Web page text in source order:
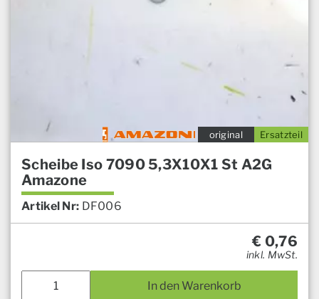
Ersatzteil
original
Scheibe Iso 7090 5,3X10X1 St A2G
Amazone
Artikel Nr: DF006
€ 0,76
inkl. MwSt.
In den Warenkorb